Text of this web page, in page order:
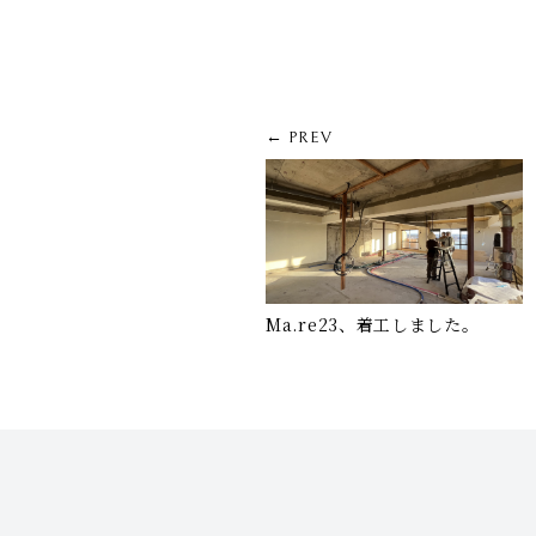
← PREV
Ma.re23、着工しました。